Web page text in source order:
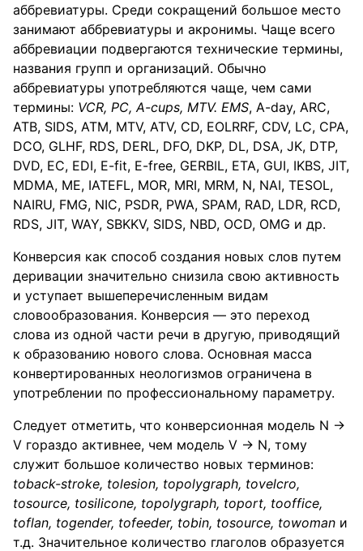
аббревиатуры. Среди сокращений большое место
занимают аббревиатуры и акронимы. Чаще всего
аббревиации подвергаются технические термины,
названия групп и организаций. Обычно
аббревиатуры употребляются чаще, чем сами
термины: VCR, PC,A-cups, MTV. EMS, A-day, ARC,
ATB, SIDS, ATM, MTV, ATV, CD, EOLRRF, CDV, LC, CPA,
DCO, GLHF, RDS, DERL, DFO, DKP, DL, DSA, JK, DTP,
DVD, EC, EDI, E-fit, E-free, GERBIL, ETA, GUI, IKBS, JIT,
MDMA, ME, IATEFL, MOR, MRI, MRM, N, NAI, TESOL,
NAIRU, FMG, NIC, PSDR, PWA, SPAM, RAD, LDR, RCD,
RDS, JIT, WAY, SBKKV, SIDS, NBD, OCD, OMG и др.
Конверсия как способ создания новых слов путем
деривации значительно снизила свою активность
и уступает вышеперечисленным видам
словообразования. Конверсия — это переход
слова из одной части речи в другую, приводящий
к образованию нового слова. Основная масса
конвертированных неологизмов ограничена в
употреблении по профессиональному параметру.
Следует отметить, что конверсионная модель N →
V гораздо активнее, чем модель V → N, тому
служит большое количество новых терминов:
toback-stroke, tolesion, topolygraph, tovelcro,
tosource, tosilicone, topolygraph, toport, tooffice,
toflan, togender, tofeeder, tobin, tosource, towoman и
т.д. Значительное количество глаголов образуется